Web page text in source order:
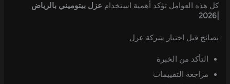
كل هذه العوامل تؤكد أهمية استخدام عزل بيتوميني بالرياض
|2026
نصائح قبل اختيار شركة عزل
التأكد من الخبرة
مراجعة التقييمات